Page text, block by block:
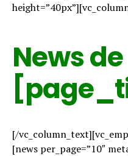
News de
[/
[news per_page=”10″